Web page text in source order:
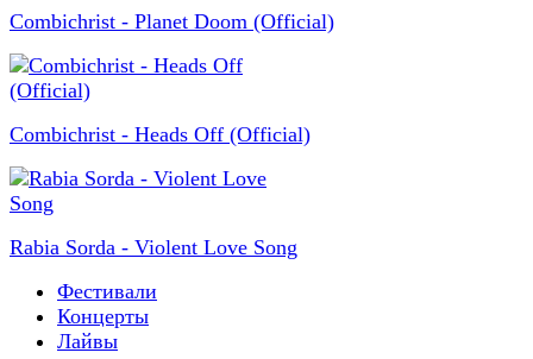
Combichrist - Planet Doom (Official)
Combichrist - Heads Off (Official)
Rabia Sorda - Violent Love Song
Фестивали
Концерты
Лайвы